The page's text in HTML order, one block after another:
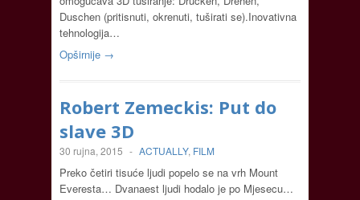
Duschen (pritisnuti, okrenuti, tuširati se).Inovativna
tehnologija…
Opširnije →
Robert Zemeckis: Put do
slave 3D
30 rujna, 2015 - ACTUALLY, FILM
Preko četiri tisuće ljudi popelo se na vrh Mount
Everesta… Dvanaest ljudi hodalo je po Mjesecu…